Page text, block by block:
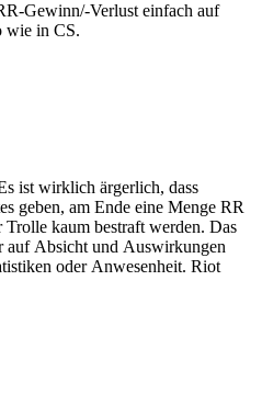
Gewinn/-Verlust einfach auf
wie in CS.
ist wirklich ärgerlich, dass
geben, am Ende eine Menge RR
kaum bestraft werden. Das
auf Absicht und Auswirkungen
oder Anwesenheit. Riot